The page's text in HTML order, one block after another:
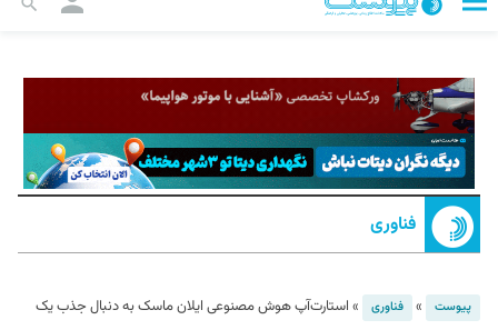
فناوری
پیوست » فناوری » استارت‌آپ هوش مصنوعی ایلان ماسک به دنبال جذب یک